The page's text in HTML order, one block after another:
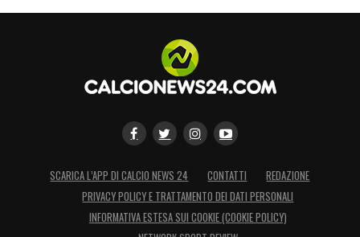
SCARICA L’APP DI CALCIO NEWS 24 CONTATTI
REDAZIONE
PRIVACY POLICY E TRATTAMENTO DEI DATI PERSONALI
INFORMATIVA ESTESA SUI COOKIE (COOKIE POLICY)